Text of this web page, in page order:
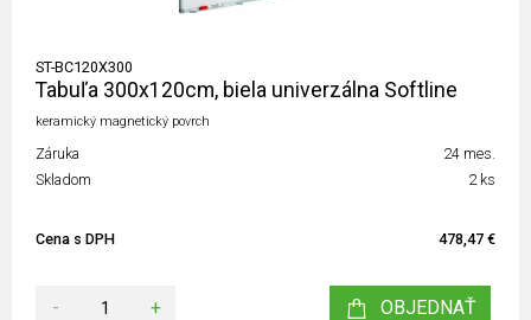
ST-BC120X300
Tabuľa 300x120cm, biela univerzálna Softline
keramický magnetický povrch
Záruka
24 mes.
Skladom
2 ks
Cena s DPH 478,47 €
- + OBJEDNAŤ